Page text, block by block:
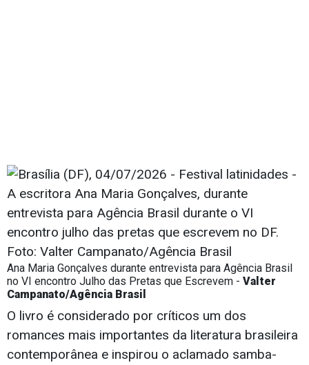
Ana Maria Gonçalves durante entrevista para Agência Brasil
no VI encontro Julho das Pretas que Escrevem - Valter
Campanato/Agência Brasil
O livro é considerado por críticos um dos
romances mais importantes da literatura brasileira
contemporânea e inspirou o aclamado samba-